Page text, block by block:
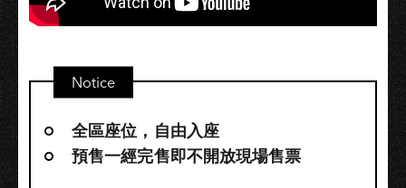
Notice
全區座位，自由入座
預售一經完售即不開放現場售票